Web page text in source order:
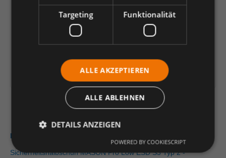
Anzahl verringern Anzahl erhöhen
Artikelinformationen herunterladen
Beschreibung
Sicherheitshalbschuh MASON Pro Low ESD S3 Typ 2 -
Targeting Funktionalität
ALLE AKZEPTIEREN
ALLE ABLEHNEN
DETAILS ANZEIGEN
POWERED BY COOKIESCRIPT